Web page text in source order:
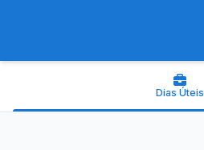
Dias Úteis